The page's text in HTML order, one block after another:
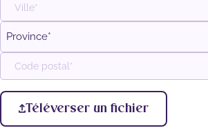
Adresse
postale
Ville
Province
Code
postalTéléverser un fichier